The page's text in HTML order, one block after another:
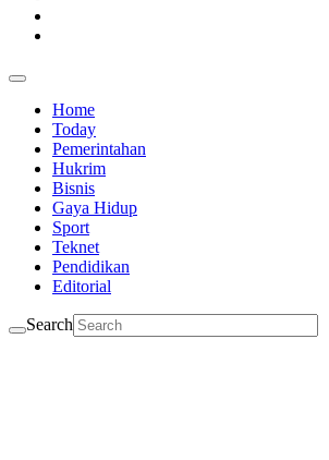
Home
Today
Pemerintahan
Hukrim
Bisnis
Gaya Hidup
Sport
Teknet
Pendidikan
Editorial
Search